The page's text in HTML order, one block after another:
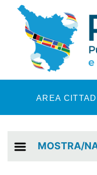
Skip to main content
AREA
MOSTRA/